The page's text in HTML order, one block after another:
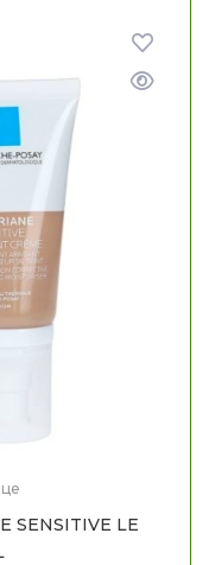
SENSITIVE LE